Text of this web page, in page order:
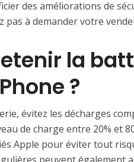
des améliorations de
pas à demander votre
la
?
évitez les décharges
de charge entre 20% et
Apple pour éviter tout